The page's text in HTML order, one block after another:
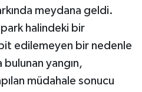
meydana geldi.
halindeki bir
edilemeyen bir nedenle
bulunan yangın,
müdahale sonucu